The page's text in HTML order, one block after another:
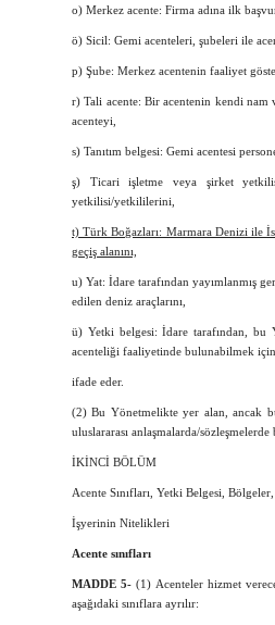
o) Merkez acente: Firma adına ilk
ö) Sicil: Gemi acenteleri, şubeleri ile
p) Şube: Merkez acentenin faaliyet
r) Tali acente: Bir acentenin kendi nam
acenteyi,
s) Tanıtım belgesi: Gemi acentesi
ş) Ticari işletme veya şirket
yetkilisi/yetkililerini,
t) Türk Boğazları: Marmara Denizi ile
geçiş alanını,
u) Yat: İdare tarafından yayımlanmış
edilen deniz araçlarını,
ü) Yetki belgesi: İdare tarafından, bu
acenteliği faaliyetinde bulunabilmek için
ifade eder.
(2) Bu Yönetmelikte yer alan, ancak
uluslararası anlaşmalarda/sözleşmelerde
İKİNCİ BÖLÜM
Acente Sınıfları, Yetki Belgesi,
İşyerinin Nitelikleri
Acente sınıfları
MADDE 5- (1) Acenteler hizmet
aşağıdaki sınıflara ayrılır: